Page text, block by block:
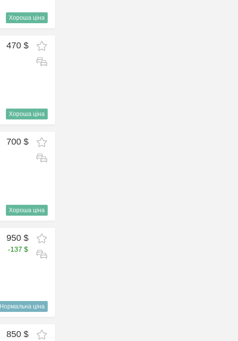
Хороша ціна
470 $
Хороша ціна
700 $
Хороша ціна
950 $
-137 $
Нормальна ціна
850 $